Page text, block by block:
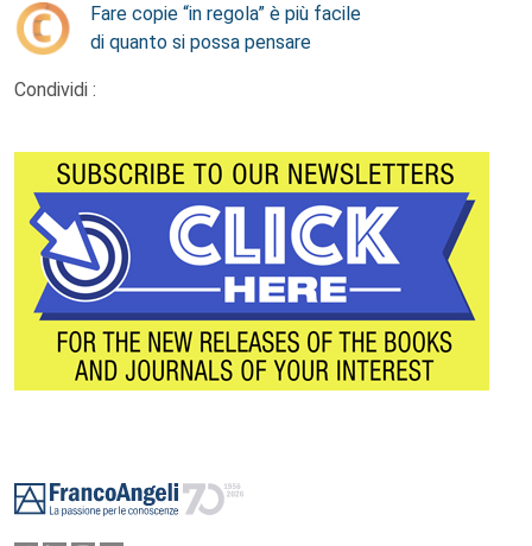
Fare copie “in regola” è più facile
di quanto si possa pensare
Condividi :